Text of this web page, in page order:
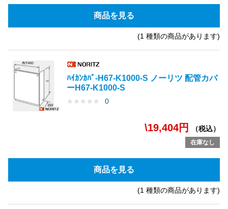
商品を見る
(1 種類の商品があります)
ﾊｲｶﾝｶﾊﾞ-H67-K1000-S ノーリツ 配管カバ
ーH67-K1000-S
★ ★ ★ ★ ★ 0
\19,404円 （税込）
在庫なし
商品を見る
(1 種類の商品があります)